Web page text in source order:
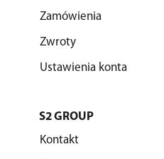
Zamówienia
Zwroty
Ustawienia konta
S2 GROUP
Kontakt